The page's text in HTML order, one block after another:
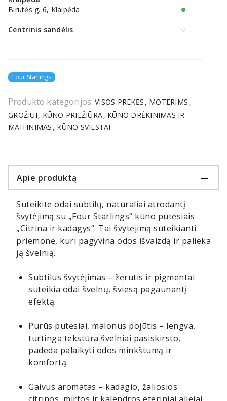
Birutės g. 6, Klaipėda
Centrinis sandėlis
Four Starlings
Produkto kategorijos: VISOS PREKĖS MOTERIMS
GROŽIUI KŪNO PRIEŽIŪRA KŪNO DRĖKINIMAS IR
MAITINIMAS KŪNO SVIESTAI
Apie produktą
Suteikite odai subtilų, natūraliai atrodantį
švytėjimą su „Four Starlings“ kūno putėsiais
„Citrina ir kadagys“. Tai švytėjimą suteikianti
priemonė, kuri pagyvina odos išvaizdą ir palieka
ją švelnią.
Subtilus švytėjimas – žėrutis ir pigmentai
suteikia odai švelnų, šviesą pagaunantį
efektą.
Purūs putėsiai, malonus pojūtis – lengva,
turtinga tekstūra švelniai pasiskirsto,
padeda palaikyti odos minkštumą ir
komfortą.
Gaivus aromatas – kadagio, žaliosios